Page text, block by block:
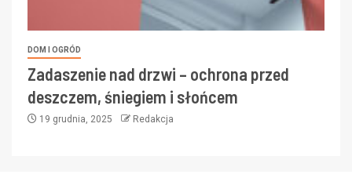
DOM I OGRÓD
Zadaszenie nad drzwi – ochrona przed
deszczem, śniegiem i słońcem
19 grudnia, 2025 Redakcja